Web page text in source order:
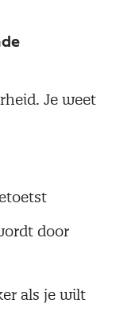
Je weet
door
als je wilt